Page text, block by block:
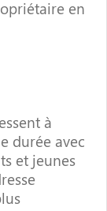
en
à
durée avec
et jeunes